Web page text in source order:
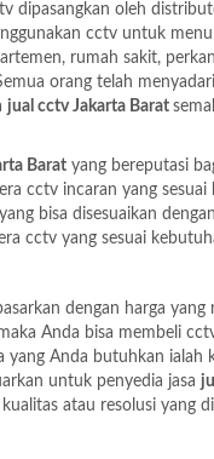
dipasangkan oleh
cctv untuk
rumah sakit,
orang telah
jual cctv Jakarta Barat
Barat yang bereputasi
cctv incaran yang sesuai
bisa disesuaikan
cctv yang sesuai
dengan harga yang
Anda bisa membeli
yang Anda butuhkan ialah
untuk penyedia jasa
atau resolusi yang